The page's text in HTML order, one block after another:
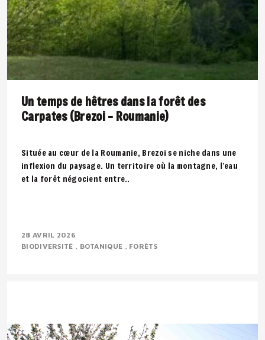
Un temps de hêtres dans la forêt des
Carpates (Brezoi – Roumanie)
Située au cœur de la Roumanie, Brezoi se niche dans une
inflexion du paysage. Un territoire où la montagne, l’eau
et la forêt négocient entre..
28 AVRIL 2026
BIODIVERSITÉ
BOTANIQUE FORÊTS